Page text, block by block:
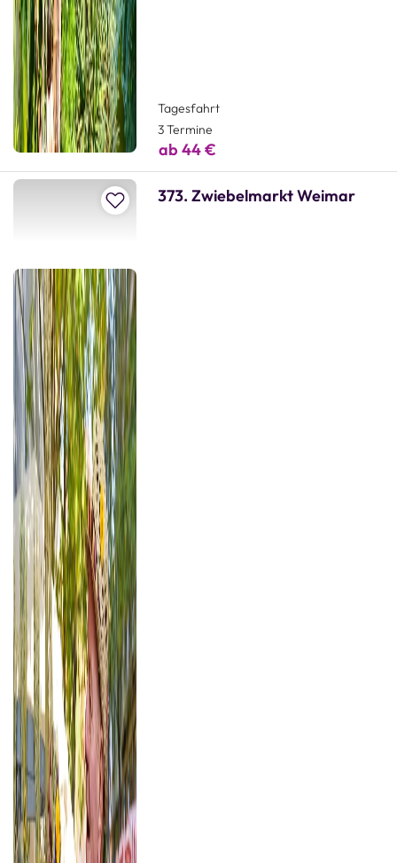
Tagesfahrt
3 Termine
ab 44 €
Zur Merkliste hinzufügen
373. Zwiebelmarkt Weimar